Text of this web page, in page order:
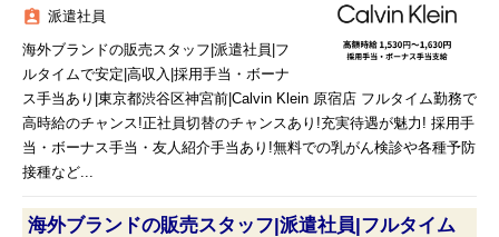
assignment_ind 派遣社員
海外ブランドの販売スタッフ|派遣社員|フ
ルタイムで安定|高収入|採用手当・ボーナ
ス手当あり|東京都渋谷区神宮前|Calvin Klein 原宿店 フルタイム勤務で
高時給のチャンス!正社員切替のチャンスあり!充実待遇が魅力! 採用手
当・ボーナス手当・友人紹介手当あり!無料での乳がん検診や各種予防
接種など...
海外ブランドの販売スタッフ|派遣社員|フルタイム